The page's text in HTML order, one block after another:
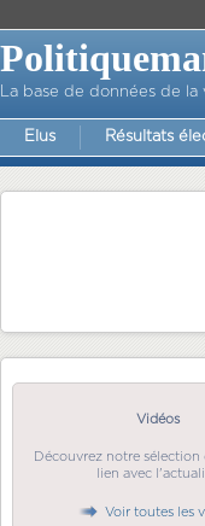
La base de données de
Elus Résultats
Vidéos
Découvrez notre sélection
lien avec
Voir toutes les